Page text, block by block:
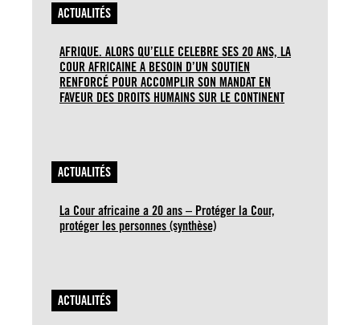
ACTUALITÉS
AFRIQUE. ALORS QU’ELLE CELEBRE SES 20 ANS, LA
COUR AFRICAINE A BESOIN D’UN SOUTIEN
RENFORCÉ POUR ACCOMPLIR SON MANDAT EN
FAVEUR DES DROITS HUMAINS SUR LE CONTINENT
ACTUALITÉS
La Cour africaine a 20 ans – Protéger la Cour,
protéger les personnes (synthèse)
ACTUALITÉS